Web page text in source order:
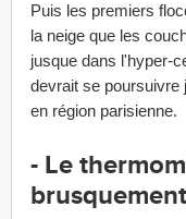
Puis les premiers
la neige que les
jusque dans l'hyper-
devrait se poursuivre
en région parisienne.
- Le